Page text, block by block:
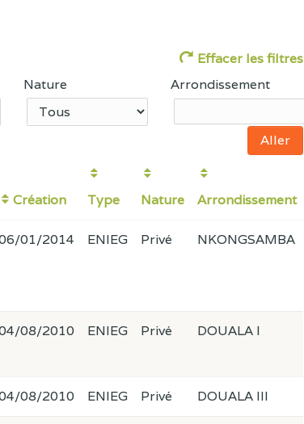
Effacer les filtres
Nature Arrondissement
Création Type Nature Arrondissement
01/2014 ENIEG Privé NKONGSAMBA
08/2010 ENIEG Privé DOUALA I
08/2010 ENIEG Privé DOUALA III